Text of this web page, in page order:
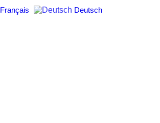
Français Deutsch